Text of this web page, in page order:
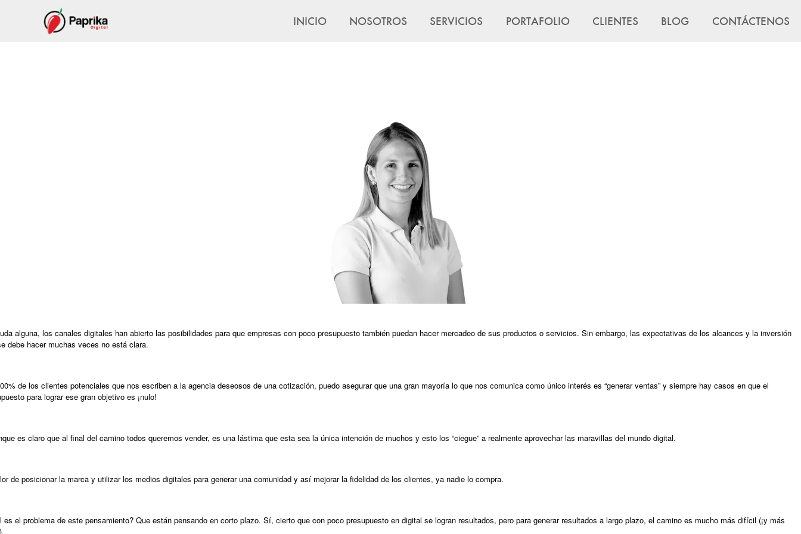
INICIO NOSOTROS SERVICIOS PORTAFOLIO CLIENTES BLOG CONTÁCTENOS
alguna, los canales digitales han abierto las posibilidades para que empresas con poco presupuesto también puedan hacer mercadeo de sus productos o servicios. Sin embargo, las expectativas de los alcances y la inversión
debe hacer muchas veces no está clara.
de los clientes potenciales que nos escriben a la agencia deseosos de una cotización, puedo asegurar que una gran mayoría lo que nos comunica como único interés es “generar ventas” y siempre hay casos en que el
para lograr ese gran objetivo es ¡nulo!
es claro que al final del camino todos queremos vender, es una lástima que esta sea la única intención de muchos y esto los “ciegue” a realmente aprovechar las maravillas del mundo digital.
de posicionar la marca y utilizar los medios digitales para generar una comunidad y así mejorar la fidelidad de los clientes, ya nadie lo compra.
es el problema de este pensamiento? Que están pensando en corto plazo. Sí, cierto que con poco presupuesto en digital se logran resultados, pero para generar resultados a largo plazo, el camino es mucho más difícil (¡y más